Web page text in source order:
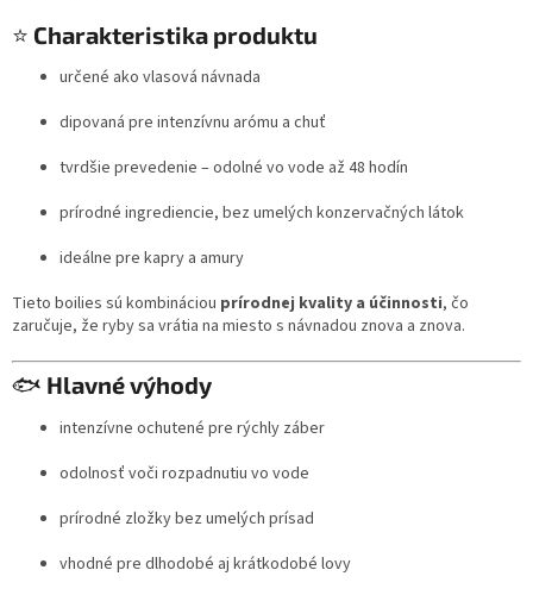
⭐ Charakteristika produktu
určené ako vlasová návnada
dipovaná pre intenzívnu arómu a chuť
tvrdšie prevedenie – odolné vo vode až 48 hodín
prírodné ingrediencie, bez umelých konzervačných látok
ideálne pre kapry a amury
Tieto boilies sú kombináciou prírodnej kvality a účinnosti, čo
zaručuje, že ryby sa vrátia na miesto s návnadou znova a znova.
🐟 Hlavné výhody
intenzívne ochutené pre rýchly záber
odolnosť voči rozpadnutiu vo vode
prírodné zložky bez umelých prísad
vhodné pre dlhodobé aj krátkodobé lovy